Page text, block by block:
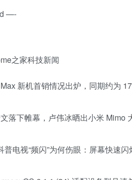
—-
之家科技新闻
新机首销情况出炉，同期约为
落下帷幕，卢伟冰晒出小米 Mimo
普电视“频闪”为何伤眼：屏幕快速